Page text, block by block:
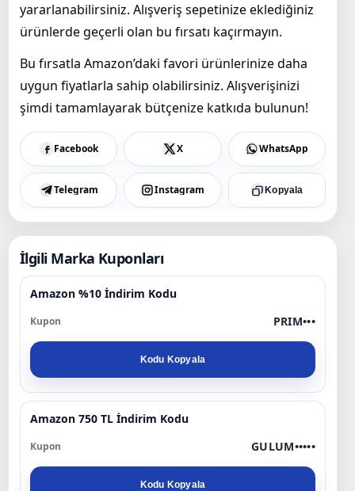
yararlanabilirsiniz. Alışveriş sepetinize eklediğiniz
ürünlerde geçerli olan bu fırsatı kaçırmayın.
Bu fırsatla Amazon’daki favori ürünlerinize daha
uygun fiyatlarla sahip olabilirsiniz. Alışverişinizi
şimdi tamamlayarak bütçenize katkıda bulunun!
Facebook X WhatsApp
Telegram Instagram Kopyala
İlgili Marka Kuponları
Amazon %10 İndirim Kodu
PRIM•••
Kodu Kopyala
Amazon 750 TL İndirim Kodu
GULUM•••••
Kodu Kopyala